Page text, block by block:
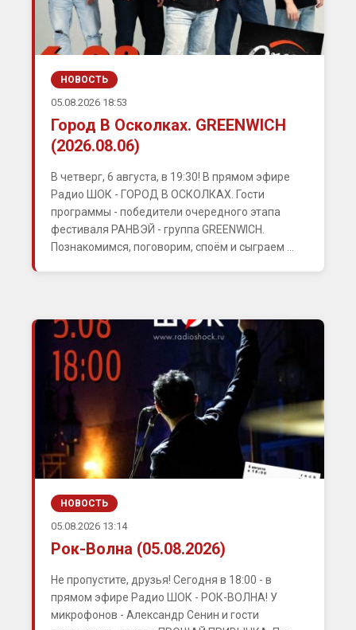
НОВОСТЬ
05.08.2026 18:53
Город В Осколках. GREENWICH
(2026.08.06)
В четверг, 6 августа, в 19:30! В прямом эфире
Радио ШОК - ГОРОД В ОСКОЛКАХ. Гости
программы - победители очередного этапа
фестиваля РАНВЭЙ - группа GREENWICH.
Познакомимся, поговорим, споём и сыграем ...
НОВОСТЬ
05.08.2026 13:14
Рок-Волна (05.08.2026)
Не пропустите, друзья! Сегодня в 18:00 - в
прямом эфире Радио ШОК - РОК-ВОЛНА! У
микрофонов - Александр Сенин и гости